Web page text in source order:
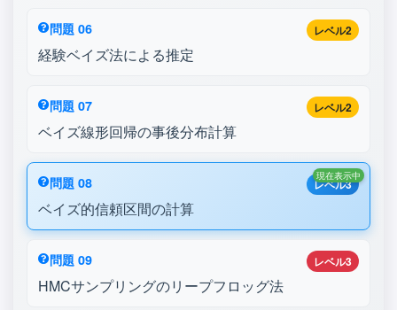
レベル2
問題 06
経験ベイズ法による推定
レベル2
問題 07
ベイズ線形回帰の事後分布計算
レベル3
問題 08
ベイズ的信頼区間の計算
現在表示中
レベル3
問題 09
HMCサンプリングのリープフロッグ法